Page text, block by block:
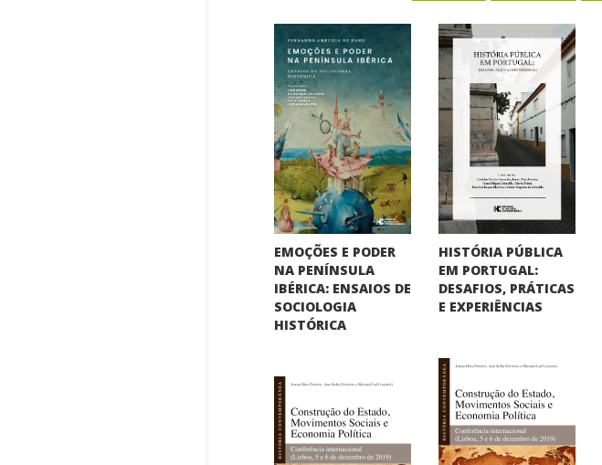
EMOÇÕES E PODER
NA PENÍNSULA
IBÉRICA: ENSAIOS DE
SOCIOLOGIA
HISTÓRICA
HISTÓRIA PÚBLICA
EM PORTUGAL:
DESAFIOS, PRÁTICAS
E EXPERIÊNCIAS